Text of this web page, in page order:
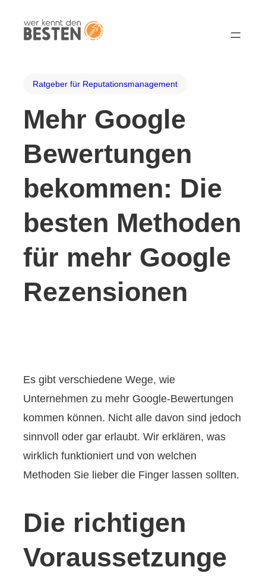
Ratgeber für Reputationsmanagement
Mehr Google
Bewertungen
bekommen: Die
besten Methoden
für mehr Google
Rezensionen
Es gibt verschiedene Wege, wie
Unternehmen zu mehr Google-Bewertungen
kommen können. Nicht alle davon sind jedoch
sinnvoll oder gar erlaubt. Wir erklären, was
wirklich funktioniert und von welchen
Methoden Sie lieber die Finger lassen sollten.
Die richtigen
Voraussetzunge